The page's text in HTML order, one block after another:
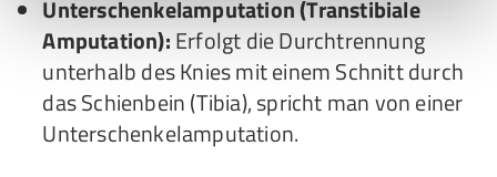
Unterschenkelamputation (Transtibiale
Amputation):Erfolgt die Durchtrennung
unterhalb des Knies mit einem Schnitt durch
das Schienbein (Tibia), spricht man von einer
Unterschenkelamputation.